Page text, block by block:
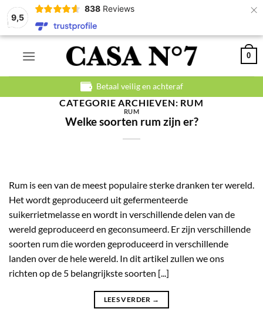
9,5
838 Reviews ×
Ga
0
Betaal veilig en achteraf
CATEGORIE ARCHIEVEN: RUM
RUM
Welke soorten rum zijn er?
Rum is een van de meest populaire sterke dranken ter wereld.
Het wordt geproduceerd uit gefermenteerde
suikerrietmelasse en wordt in verschillende delen van de
wereld geproduceerd en geconsumeerd. Er zijn verschillende
soorten rum die worden geproduceerd in verschillende
landen over de hele wereld. In dit artikel zullen we ons
richten op de 5 belangrijkste soorten [...]
LEES VERDER →